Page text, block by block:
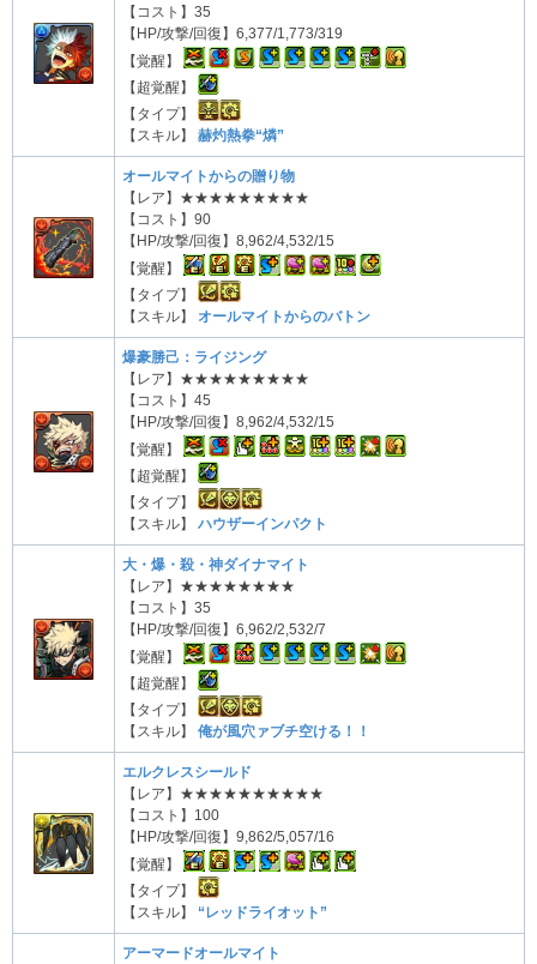
【コスト】35
【HP/攻撃/回復】6,377/1,773/319
【覚醒】
【超覚醒】
【タイプ】
【スキル】 赫灼熱拳“燐”
オールマイトからの贈り物
【レア】★★★★★★★★★
【コスト】90
【HP/攻撃/回復】8,962/4,532/15
【覚醒】
【タイプ】
【スキル】 オールマイトからのバトン
爆豪勝己：ライジング
【レア】★★★★★★★★★
【コスト】45
【HP/攻撃/回復】8,962/4,532/15
【覚醒】
【超覚醒】
【タイプ】
【スキル】 ハウザーインパクト
大・爆・殺・神ダイナマイト
【レア】★★★★★★★★
【コスト】35
【HP/攻撃/回復】6,962/2,532/7
【覚醒】
【超覚醒】
【タイプ】
【スキル】 俺が風穴ァブチ空ける！！
エルクレスシールド
【レア】★★★★★★★★★★
【コスト】100
【HP/攻撃/回復】9,862/5,057/16
【覚醒】
【タイプ】
【スキル】 “レッドライオット”
アーマードオールマイト